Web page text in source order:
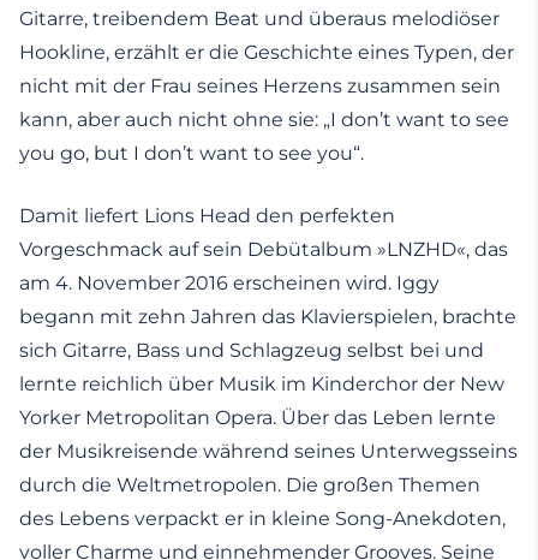
Gitarre, treibendem Beat und überaus melodiöser
Hookline, erzählt er die Geschichte eines Typen, der
nicht mit der Frau seines Herzens zusammen sein
kann, aber auch nicht ohne sie: „I don’t want to see
you go, but I don’t want to see you“.
Damit liefert Lions Head den perfekten
Vorgeschmack auf sein Debütalbum »LNZHD«, das
am 4. November 2016 erscheinen wird. Iggy
begann mit zehn Jahren das Klavierspielen, brachte
sich Gitarre, Bass und Schlagzeug selbst bei und
lernte reichlich über Musik im Kinderchor der New
Yorker Metropolitan Opera. Über das Leben lernte
der Musikreisende während seines Unterwegsseins
durch die Weltmetropolen. Die großen Themen
des Lebens verpackt er in kleine Song-Anekdoten,
voller Charme und einnehmender Grooves. Seine